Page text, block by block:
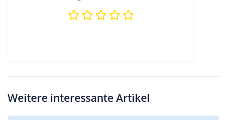
Weitere interessante Artikel